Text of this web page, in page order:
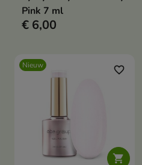
Pink 7 ml
€ 6,00
Nieuw

favorite_border